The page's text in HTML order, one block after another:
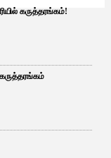
கருத்தரங்கம்!